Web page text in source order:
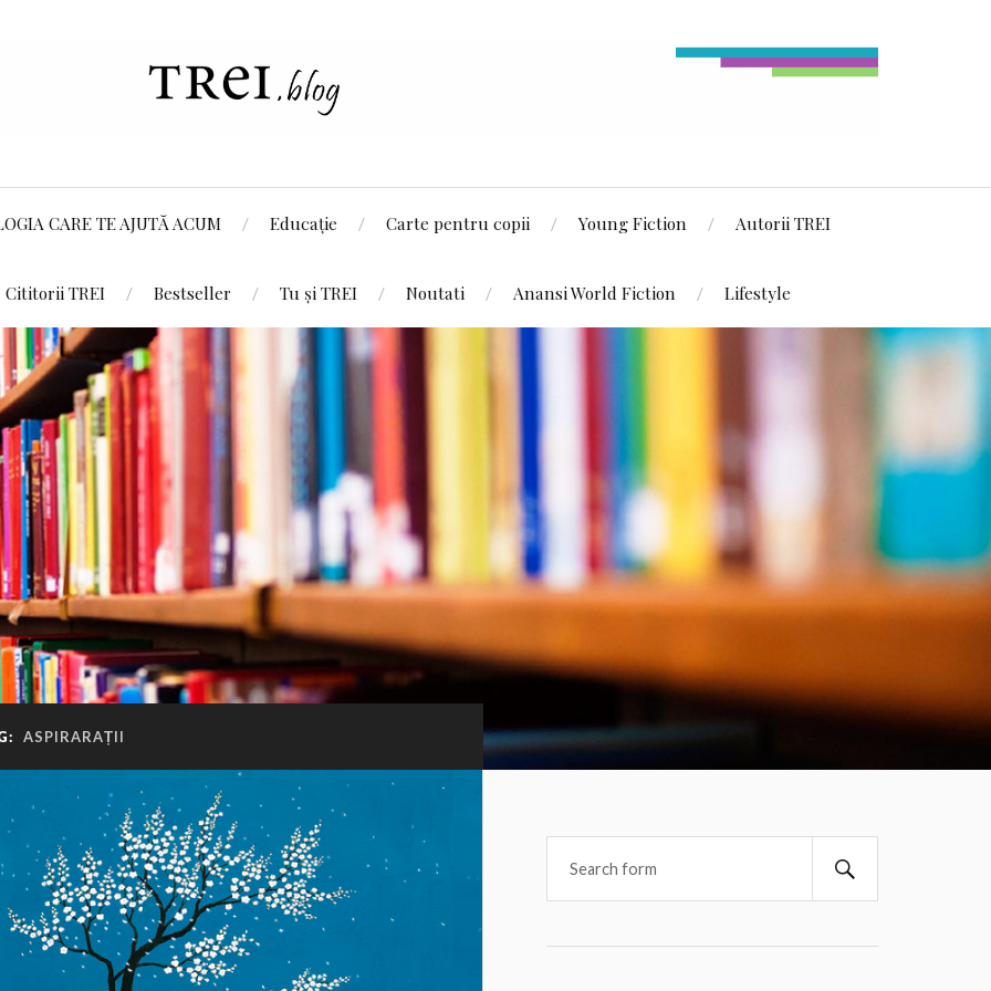
CARE TE AJUTĂ ACUM Educație Carte pentru copii Young Fiction Autorii TREI
Cititorii TREI Bestseller Tu și TREI Noutati Anansi World Fiction Lifestyle
ASPIRARAȚII